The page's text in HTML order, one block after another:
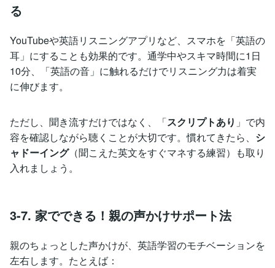
る
YouTubeや英語リスニングアプリなど、スマホを「英語の
耳」にすることも効果的です。通学中やスキマ時間に1日
10分、「英語の音」に触れるだけでリスニング力は着実
に伸びます。
ただし、聞き流すだけではなく、「スクリプトあり 」で内
容を確認しながら聴くことが大切です。慣れてきたら、 シ
ャドーイング（聞こえた英文をすぐマネする練習）も取り
入れましょう。
3-7. 家でできる！親の声かけサポート法
親のちょっとした声かけが、英語学習のモチベーションを
左右します。たとえば：